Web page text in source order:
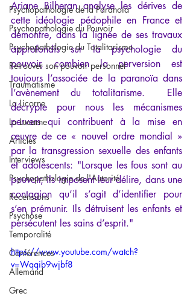
Psychopathologie de la Paranoïa
Psychopathologie du Pouvoir
Psychopathologie du Totalitarisme
Retrouver son pouvoir personnel
Traumatisme
La Licorne
La Lucarne
Articles
Interviews
Psychopathologie de l'Autorité
Recensions
Psychose
Temporalité
Conférences
Allemand
Grec
Ariane Bilheran analyse les dérives de
cette idéologie pédophile en France et
démontre, dans la lignée de ses travaux
approfondis sur la psychologie du
pouvoir, combien la perversion est
toujours l’associée de la paranoïa dans
l’avènement du totalitarisme.  Elle
décrypte pour nous les mécanismes
pervers qui contribuent à la mise en
œuvre de ce « nouvel ordre mondial »
par la transgression sexuelle des enfants
et adolescents: "Lorsque les fous sont au
pouvoir, ils imposent leur délire, dans une
contagion qu’il s’agit d’identifier pour
s’en prémunir. Ils détruisent les enfants et
persécutent les sains d’esprit."
https://www.youtube.com/watch?
v=Wqqib9wjbf8